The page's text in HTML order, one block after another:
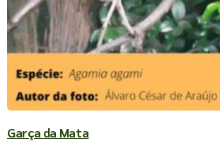
Garça da Mata